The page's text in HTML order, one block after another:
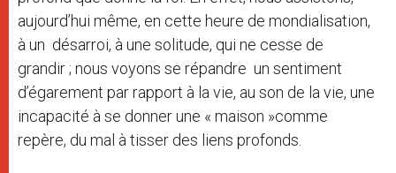
aujourd’hui même, en cette heure de mondialisation,
à un désarroi, à une solitude, qui ne cesse de
grandir ; nous voyons se répandre un sentiment
d’égarement par rapport à la vie, au son de la vie, une
incapacité à se donner une « maison »comme
repère, du mal à tisser des liens profonds.